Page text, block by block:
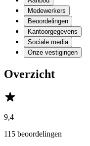
Medewerkers
Beoordelingen
Kantoorgegevens
Sociale media
Onze vestigingen
Overzicht
9,4
115 beoordelingen